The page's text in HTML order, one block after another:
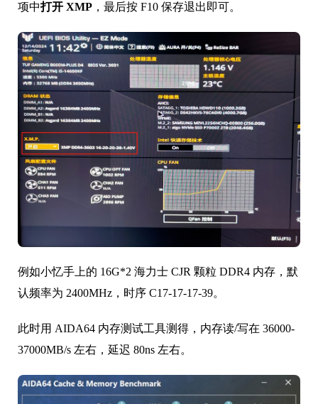
项中打开 XMP ，最后按 F10 保存退出即可。
例如小忆手上的 16G*2 海力士 CJR 颗粒 DDR4 内存，默
认频率为 2400MHz，时序 C17-17-17-39。
此时用 AIDA64 内存测试工具测得，内存读/写在 36000-
37000MB/s 左右，延迟 80ns 左右。